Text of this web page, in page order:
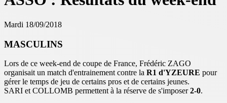
Mardi 18/09/2018
MASCULINS
Lors de ce week-end de coupe de France, Frédéric ZAGO
organisait un match d'entrainement contre la R1 d'YZEURE pour
gérer le temps de jeu de certains pros et de certains jeunes.
SARI et COLLOMB permettent à la réserve de s'imposer2-0.